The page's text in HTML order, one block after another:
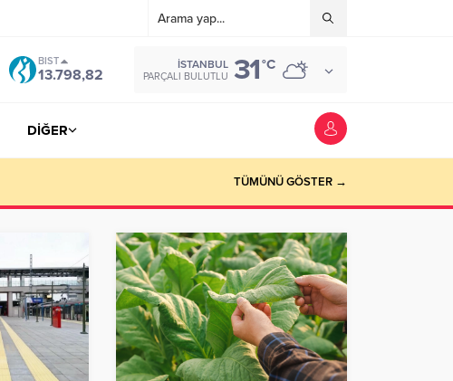
BIST
13.798,82
İSTANBUL
PARÇALI BULUTLU 31°C
DİĞER
TÜMÜNÜ GÖSTER →